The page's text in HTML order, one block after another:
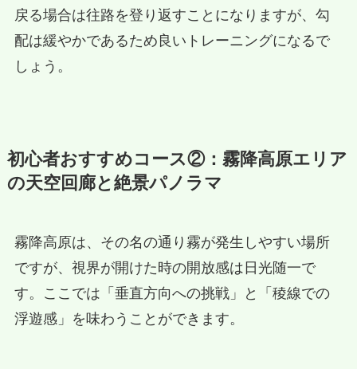
戻る場合は往路を登り返すことになりますが、勾
配は緩やかであるため良いトレーニングになるで
しょう。
初心者おすすめコース②：霧降高原エリア
の天空回廊と絶景パノラマ
霧降高原は、その名の通り霧が発生しやすい場所
ですが、視界が開けた時の開放感は日光随一で
す。ここでは「垂直方向への挑戦」と「稜線での
浮遊感」を味わうことができます。